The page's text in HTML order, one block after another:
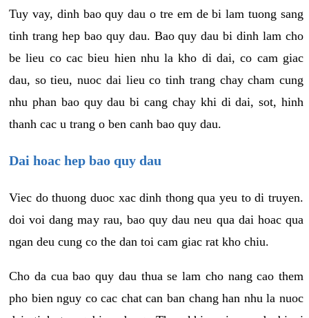
Tuy vay, dinh bao quy dau o tre em de bi lam tuong sang
tinh trang hep bao quy dau. Bao quy dau bi dinh lam cho
be lieu co cac bieu hien nhu la kho di dai, co cam giac
dau, so tieu, nuoc dai lieu co tinh trang chay cham cung
nhu phan bao quy dau bi cang chay khi di dai, sot, hinh
thanh cac u trang o ben canh bao quy dau.
Dai hoac hep bao quy dau
Viec do thuong duoc xac dinh thong qua yeu to di truyen.
doi voi dang may rau, bao quy dau neu qua dai hoac qua
ngan deu cung co the dan toi cam giac rat kho chiu.
Cho da cua bao quy dau thua se lam cho nang cao them
pho bien nguy co cac chat can ban chang han nhu la nuoc